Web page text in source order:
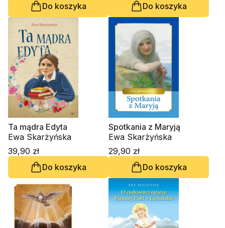
Do koszyka
Do koszyka
Ta mądra Edyta
Ewa Skarżyńska
39,90 zł
Do koszyka
Spotkania z Maryją
Ewa Skarżyńska
29,90 zł
Do koszyka